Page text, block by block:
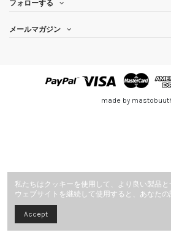
フォローする
メールマガジン
made by
私たちはクッキーを使用して、より良い製品
ウェブサイトを継続して使用すると、あなたの
Accept